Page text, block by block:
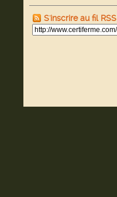
S'inscrire au fil RSS